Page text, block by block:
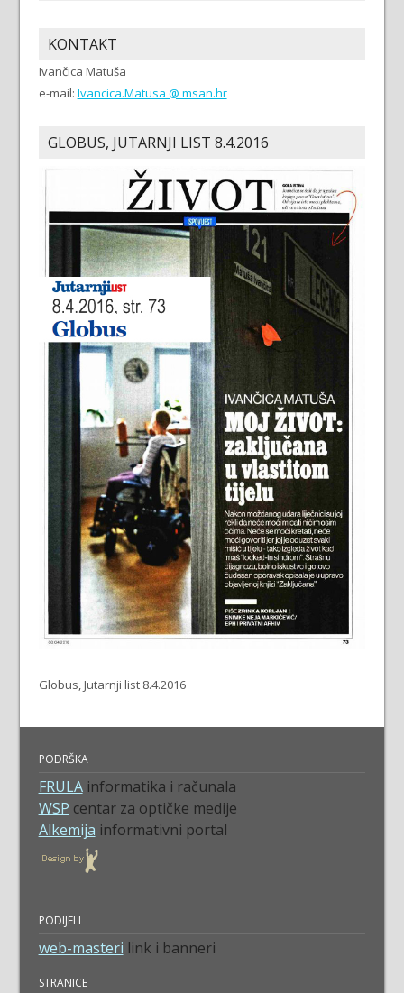
KONTAKT
Ivančica Matuša
e-mail: Ivancica.Matusa @ msan.hr
GLOBUS, JUTARNJI LIST 8.4.2016
Globus, Jutarnji list 8.4.2016
PODRŠKA
FRULAinformatika i računala
WSP centar za optičke medije
Alkemija informativni portal
PODIJELI
web-masteri link i banneri
STRANICE